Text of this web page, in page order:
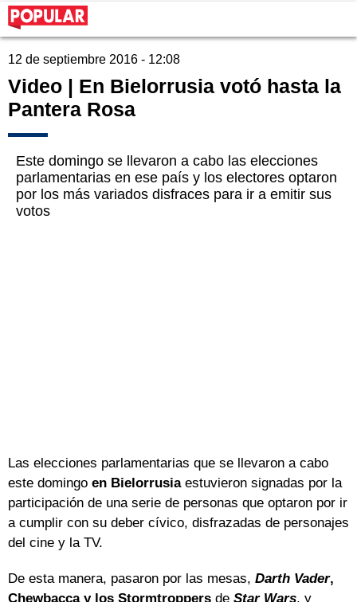
12 de septiembre 2016 - 12:08
Video | En Bielorrusia votó hasta la
Pantera Rosa
Este domingo se llevaron a cabo las elecciones
parlamentarias en ese país y los electores optaron
por los más variados disfraces para ir a emitir sus
votos
Las elecciones parlamentarias que se llevaron a cabo
este domingo en Bielorrusiaestuvieron signadas por la
participación de una serie de personas que optaron por ir
a cumplir con su deber cívico, disfrazadas de personajes
del cine y la TV.
De esta manera, pasaron por las mesas, Darth Vader,
Chewbacca y los Stormtroppers de Star Wars, y